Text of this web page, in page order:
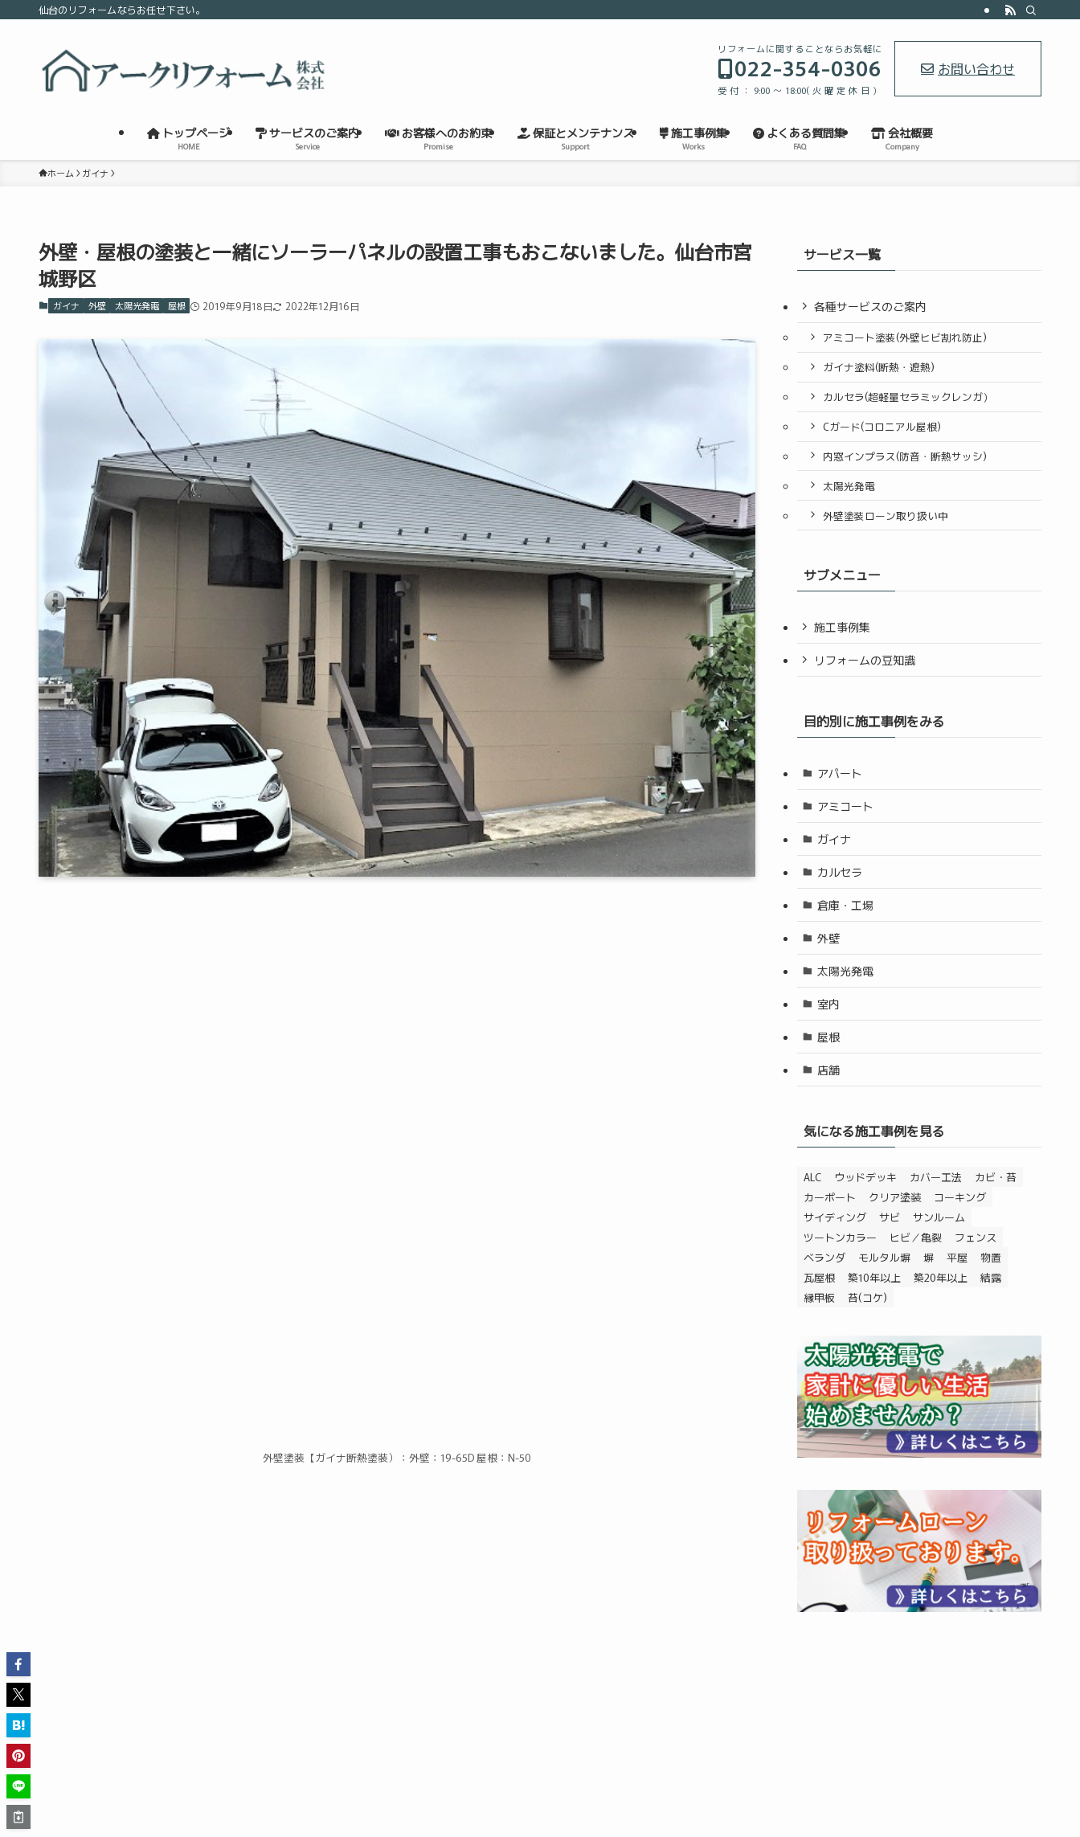
仙台のリフォームならお任せ下さい。
リフォームに関することならお気軽に
022-354-0306
受付：9:00～18:00(火曜定休日）
お問い合わせ
トップページ
HOME
サービスのご案内
Service
お客様へのお約束
Promise
保証とメンテナンス
Support
施工事例集
Works
よくある質問集
FAQ
会社概要
Company
ホーム ガイナ
外壁・屋根の塗装と一緒にソーラーパネルの設置工事もおこないました。仙台市宮
城野区
ガイナ 外壁 太陽光発電 屋根 2019年9月18日 2022年12月16日
外壁塗装【ガイナ断熱塗装）：外壁：19-65D 屋根：N-50
サービス一覧
各種サービスのご案内
アミコート塗装(外壁ヒビ割れ防止)
ガイナ塗料(断熱・遮熱)
カルセラ(超軽量セラミックレンガ）
Cガード(コロニアル屋根)
内窓インプラス(防音・断熱サッシ)
太陽光発電
外壁塗装ローン取り扱い中
サブメニュー
施工事例集
リフォームの豆知識
目的別に施工事例をみる
アパート
アミコート
ガイナ
カルセラ
倉庫・工場
外壁
太陽光発電
室内
屋根
店舗
気になる施工事例を見る
ALC ウッドデッキ カバー工法
カビ・苔
カーポート
クリア塗装
コーキング
サイディング
サビ
サンルーム
ツートンカラー
ヒビ／亀裂
フェンス
ベランダ
モルタル塀 塀 平屋
物置
瓦屋根
築10年以上 築20年以上
結露
縁甲板
苔(コケ)